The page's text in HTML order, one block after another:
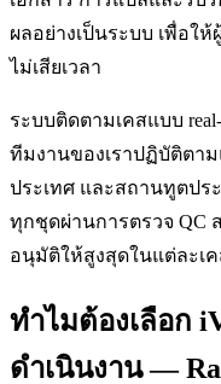
ผลอย่างเป็นระบบ เพื่อใ
ไม่เสียเวลา
ระบบติดตามเคสแบบ real-
ทีมงานของเราปฏิบัติตา
ประเทศ และสถานทูตปร
ทุกชุดผ่านการตรวจ QC
อนุมัติให้สูงสุดในแต่ละเ
ทำไมต้องเลือก
ดำเนินงาน —